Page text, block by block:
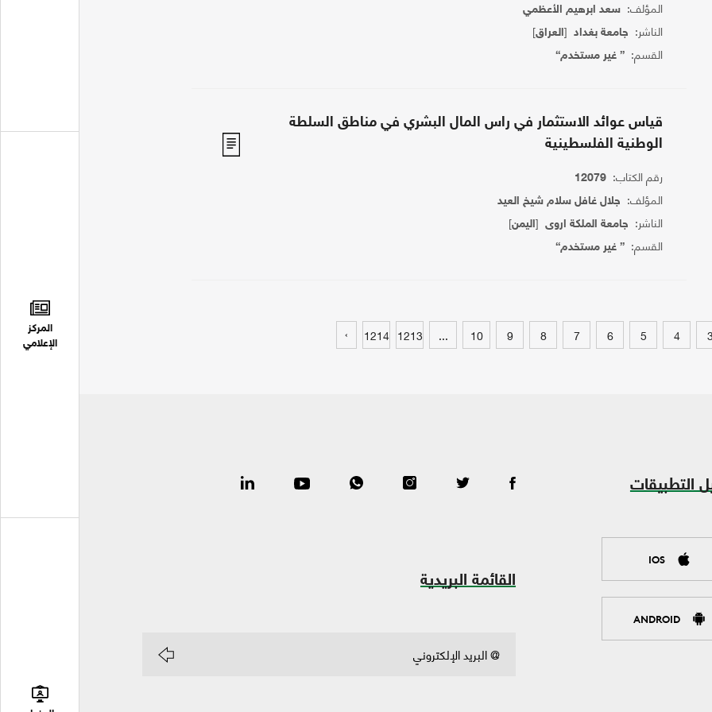
المركز
الإعلامي
المؤلف: سعد ابرهيم الأعظمي
الناشر: جامعة بغداد[العراق]
القسم: { غير مستخدم}
قياس عوائد الاستثمار في راس المال البشري في مناطق السلطة
الوطنية الفلسطينية
رقم الكتاب: 12079
المؤلف: جلال غافل سلام شيخ العيد
الناشر: جامعة الملكة اروى[اليمن]
القسم: { غير مستخدم}
3
4
5
6
7
8
9
10
...
1213
1214
›
التطبيقات
IOS
ANDROID
القائمة البريدية